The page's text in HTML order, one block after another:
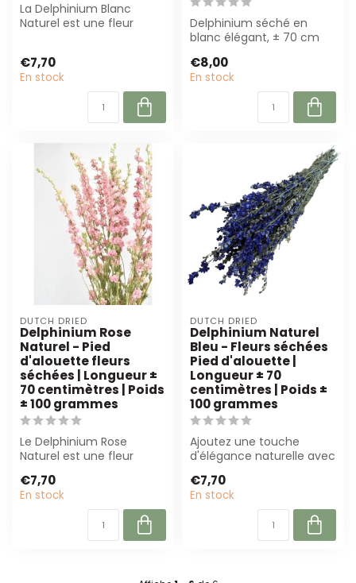
La Delphinium Blanc
Naturel est une fleur
€7,70
En stock
Delphinium séché en
blanc élégant, ± 70 cm
fleuristes ...
€8,00
En stock
DUTCH DRIED
Delphinium Rose
Naturel - Pied
d'alouette fleurs
séchées | Longueur ±
70 centimètres | Poids
± 100 grammes
Le Delphinium Rose
Naturel est une fleur
cm. Parfait pour ...
€7,70
En stock
DUTCH DRIED
Delphinium Naturel
Bleu - Fleurs séchées
Pied d'alouette |
Longueur ± 70
centimètres | Poids ±
100 grammes
Ajoutez une touche
d'élégance naturelle avec
Naturel. Ces fle...
€7,70
En stock